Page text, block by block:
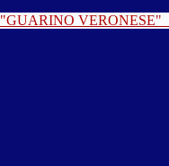
"GUARINO VERONESE"